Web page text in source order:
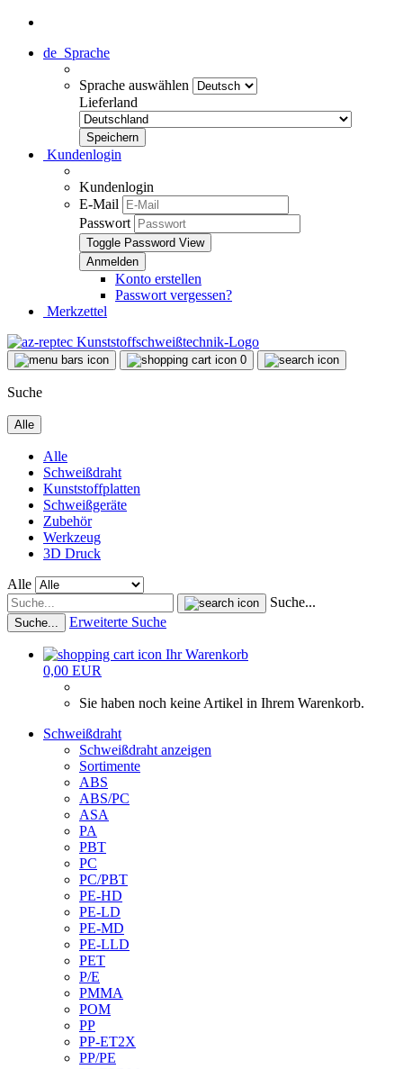
de Sprache
Sprache auswählen
Lieferland
Kundenlogin
Kundenlogin
E-Mail
Passwort
Toggle Password View
Konto erstellen
Passwort vergessen?
Merkzettel
0
Suche
Alle
Alle
Schweißdraht
Kunststoffplatten
Schweißgeräte
Zubehör
Werkzeug
3D Druck
Alle
Suche...
Suche... Erweiterte Suche
Ihr Warenkorb
0,00 EUR
Sie haben noch keine Artikel in Ihrem Warenkorb.
Schweißdraht
Schweißdraht anzeigen
Sortimente
ABS
ABS/PC
ASA
PA
PBT
PC
PC/PBT
PE-HD
PE-LD
PE-MD
PE-LLD
PET
P/E
PMMA
POM
PP
PP-ET2X
PP/PE